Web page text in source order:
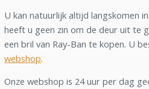
U kan natuurlijk altijd langskomen
heeft u geen zin om de deur uit te
een bril van Ray-Ban te kopen. U
webshop.
Onze webshop is 24 uur per dag